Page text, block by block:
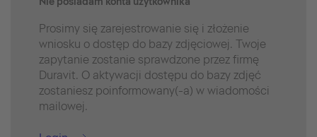
Prosimy się zarejestrowanie się i złożenie
wniosku o dostęp do bazy zdjęciowej. Twoje
zapytanie zostanie sprawdzone przez firmę
Duravit. O aktywacji dostępu do bazy zdjęć
zostaniesz poinformowany(-a) w wiadomości
mailowej.